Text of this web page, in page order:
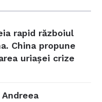
rapid războiul
China propune
uriașei crize